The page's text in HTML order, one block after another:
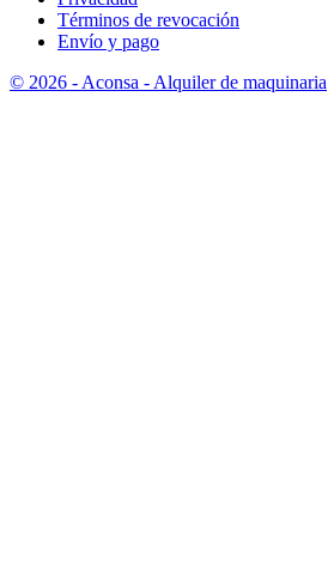
Términos de revocación
Envío y pago
© 2026 - Aconsa - Alquiler de maquinaria